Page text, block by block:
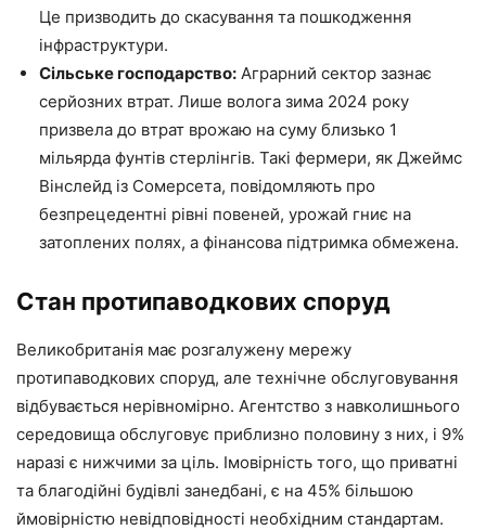
Це призводить до скасування та пошкодження
інфраструктури.
Сільське господарство: Аграрний сектор зазнає
серйозних втрат. Лише волога зима 2024 року
призвела до втрат врожаю на суму близько 1
мільярда фунтів стерлінгів. Такі фермери, як Джеймс
Вінслейд із Сомерсета, повідомляють про
безпрецедентні рівні повеней, урожай гниє на
затоплених полях, а фінансова підтримка обмежена.
Стан протипаводкових споруд
Великобританія має розгалужену мережу
протипаводкових споруд, але технічне обслуговування
відбувається нерівномірно. Агентство з навколишнього
середовища обслуговує приблизно половину з них, і 9%
наразі є нижчими за ціль. Імовірність того, що приватні
та благодійні будівлі занедбані, є на 45% більшою
ймовірністю невідповідності необхідним стандартам.